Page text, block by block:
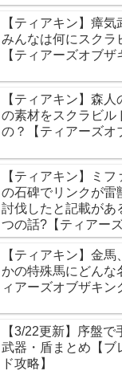
【ティアキン】瘴
みんなは何にスクラ
【ティアーズオブザ
【ティアキン】森
の素材をスクラビル
の？【ティアーズオ
【ティアキン】ミ
の石碑でリンクが雷
討伐したと記載があ
つの話?【ティアー
ム】
【ティアキン】金
かの特殊馬にどんな
ィアーズオブザキン
【3/22更新】序盤
武器・盾まとめ【ブ
ド攻略】